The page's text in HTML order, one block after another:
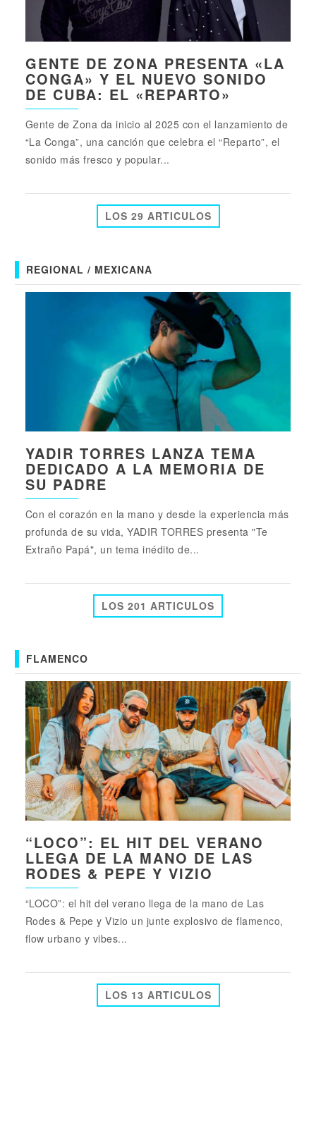
GENTE DE ZONA PRESENTA «LA
CONGA» Y EL NUEVO SONIDO
DE CUBA: EL «REPARTO»
Gente de Zona da inicio al 2025 con el lanzamiento de
“La Conga”, una canción que celebra el “Reparto”, el
sonido más fresco y popular...
LOS 29 ARTICULOS
REGIONAL / MEXICANA
YADIR TORRES LANZA TEMA
DEDICADO A LA MEMORIA DE
SU PADRE
Con el corazón en la mano y desde la experiencia más
profunda de su vida, YADIR TORRES presenta "Te
Extraño Papá", un tema inédito de...
LOS 201 ARTICULOS
FLAMENCO
“LOCO”: EL HIT DEL VERANO
LLEGA DE LA MANO DE LAS
RODES & PEPE Y VIZIO
“LOCO”: el hit del verano llega de la mano de Las
Rodes & Pepe y Vizio un junte explosivo de flamenco,
flow urbano y vibes...
LOS 13 ARTICULOS